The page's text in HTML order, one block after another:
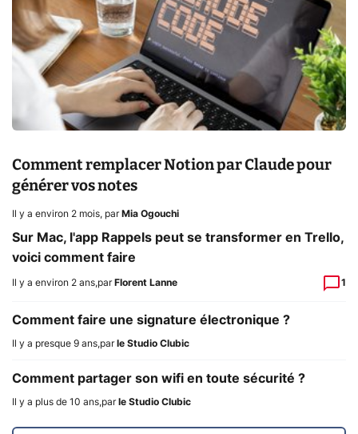
Comment remplacer Notion par Claude pour
générer vos notes
Il y a environ 2 mois, par Mia Ogouchi
Sur Mac, l'app Rappels peut se transformer en Trello,
voici comment faire
Il y a environ 2 ans,par Florent Lanne 1
Comment faire une signature électronique ?
Il y a presque 9 ans,par le Studio Clubic
Comment partager son wifi en toute sécurité ?
Il y a plus de 10 ans,par le Studio Clubic